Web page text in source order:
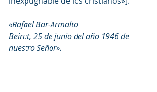
«Rafael Bar-Armalto
Beirut, 25 de junio del año 1946 de
nuestro Señor».